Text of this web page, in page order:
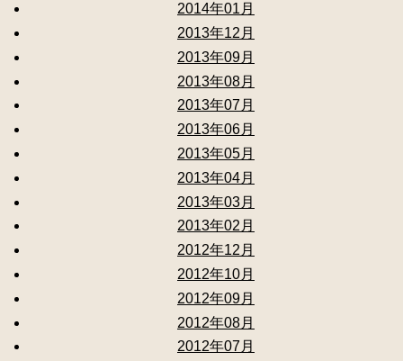
2014年01月
2013年12月
2013年09月
2013年08月
2013年07月
2013年06月
2013年05月
2013年04月
2013年03月
2013年02月
2012年12月
2012年10月
2012年09月
2012年08月
2012年07月